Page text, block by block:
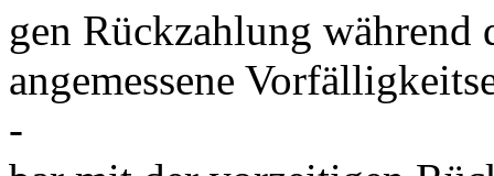
gen Rückzahlung
angemessene
-